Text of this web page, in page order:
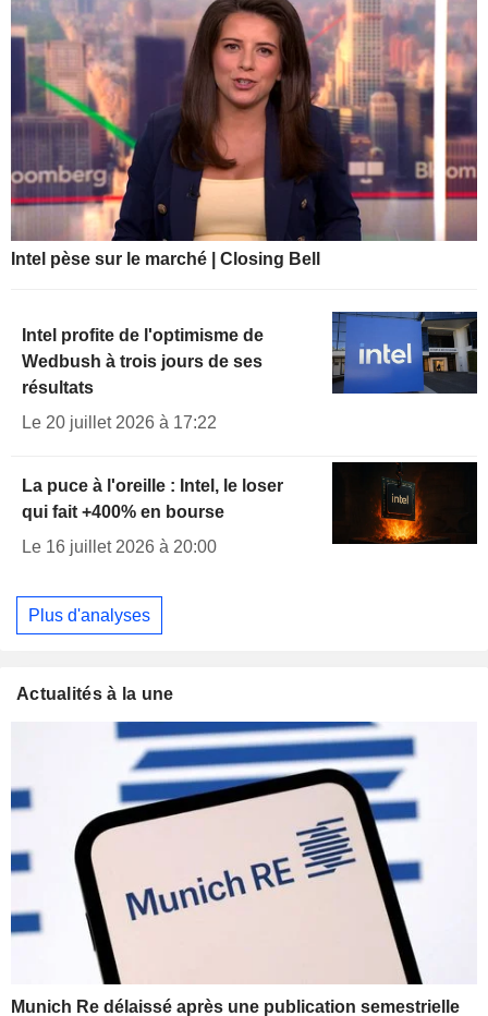
Intel pèse sur le marché | Closing Bell
Intel profite de l'optimisme de
Wedbush à trois jours de ses
résultats
Le 20 juillet 2026 à 17:22
La puce à l'oreille : Intel, le loser
qui fait +400% en bourse
Le 16 juillet 2026 à 20:00
Plus d'analyses
Actualités à la une
Munich Re délaissé après une publication semestrielle